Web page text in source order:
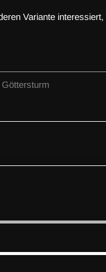
Variante
Göttersturm